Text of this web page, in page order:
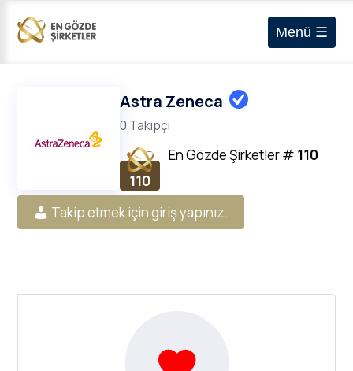
Menü ☰
Astra Zeneca
0 Takipçi
110
En Gözde Şirketler# 110
Takip etmek için giriş yapınız.